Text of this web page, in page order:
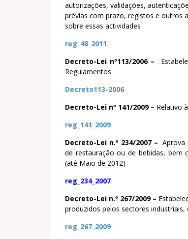
autorizações, validações,
prévias com prazo, registos e outros
sobre essas actividades
reg_48_2011
Decreto-Lei nº113/2006 –
Regulamentos
Decreto113-2006
Decreto-Lei nº 141/2009 – Relativo
reg_141_2009
Decreto-Lei n.º 234/2007 – Aprova
de restauração ou de bebidas, bem
(até Maio de 2012)
reg_234_2007
Decreto-Lei n.º 267/2009 –
produzidos pelos sectores
reg_267_2009